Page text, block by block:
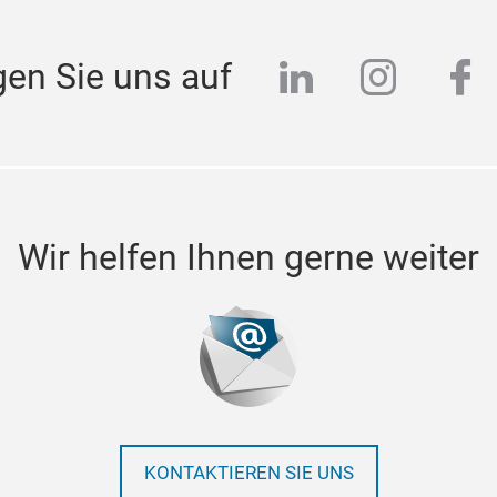
Sie uns auf linkedin
Wir helfen Ihnen gerne weiter
KONTAKTIEREN SIE UNS